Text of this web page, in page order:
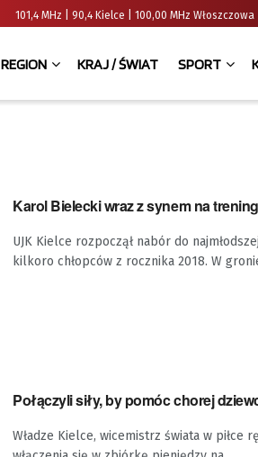
101,4 MHz | 90,4 Kielce | 100,00 MHz
REGION KRAJ / ŚWIAT SPORT
Karol Bielecki wraz z synem na
UJK Kielce rozpoczął nabór do
kilkoro chłopców z rocznika 2018. W
Połączyli siły, by pomóc chorej
Władze Kielce, wicemistrz świata w piłce